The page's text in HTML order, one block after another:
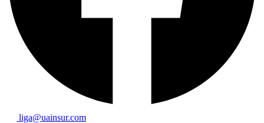
liga@uainsur.com